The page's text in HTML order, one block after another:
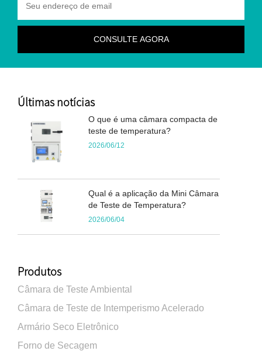
Últimas notícias
O que é uma câmara compacta de
teste de temperatura?
2026/06/12
Qual é a aplicação da Mini Câmara
de Teste de Temperatura?
2026/06/04
Produtos
Câmara de Teste Ambiental
Câmara de Teste de Intemperismo Acelerado
Armário Seco Eletrônico
Forno de Secagem